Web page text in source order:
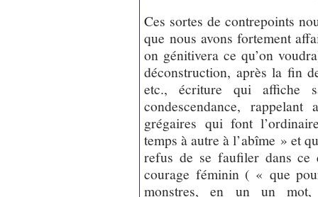
Ces sortes de contrepoints
que nous avons fortement
on génitivera ce qu’on
déconstruction, après la fin
etc., écriture qui affiche
condescendance,
grégaires qui font
temps à autre à l’abîme » et
refus de se faufiler dans ce
courage féminin ( « que
monstres, en un un